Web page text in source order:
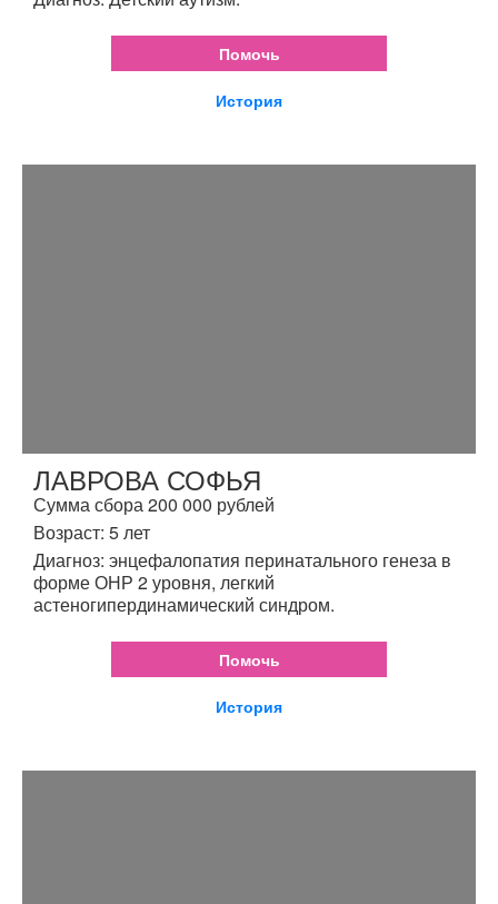
Помочь
История
ЛАВРОВА СОФЬЯ
Сумма сбора 200 000 рублей
Возраст: 5 лет
Диагноз: энцефалопатия перинатального генеза в
форме ОНР 2 уровня, легкий
астеногипердинамический синдром.
Помочь
История